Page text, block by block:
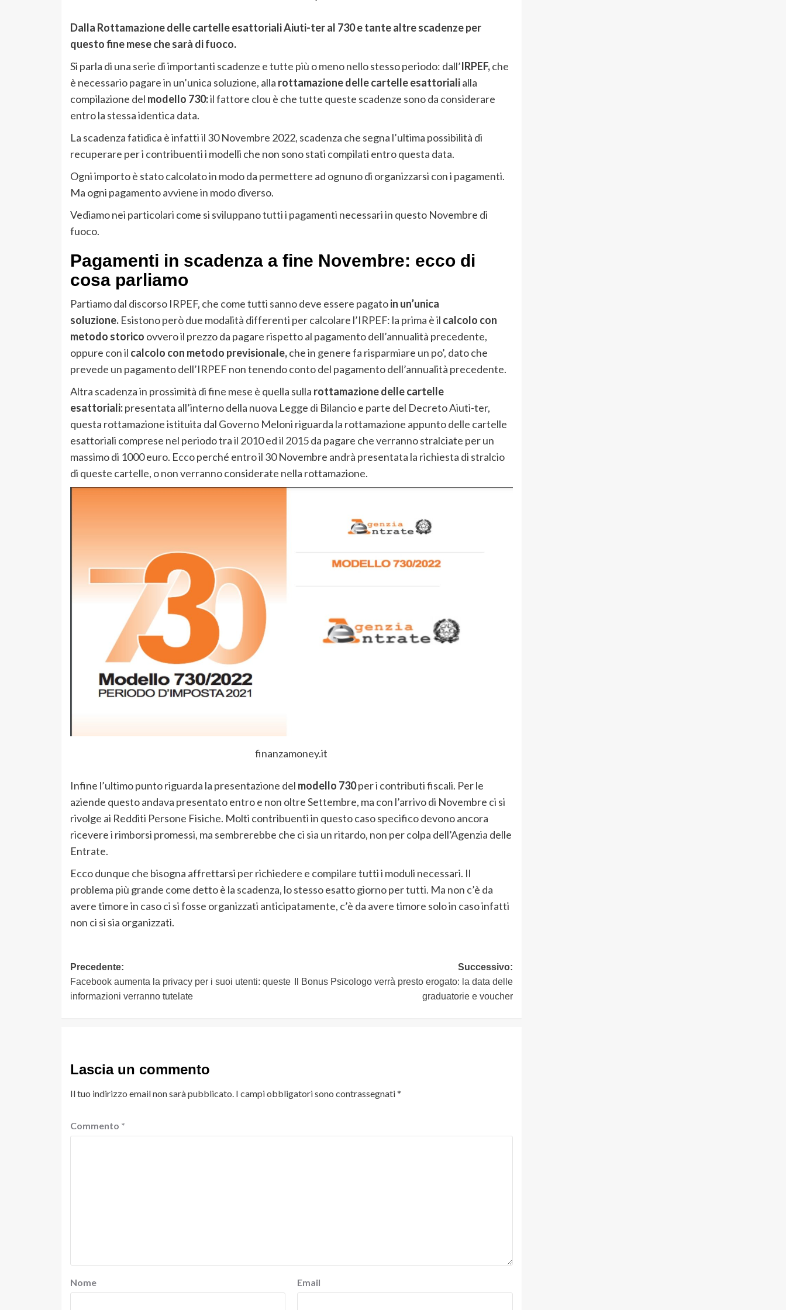
Dalla Rottamazione delle cartelle esattoriali Aiuti-ter al 730 e tante altre scadenze per
questo fine mese che sarà di fuoco.
Si parla di una serie di importanti scadenze e tutte più o meno nello stesso periodo: dall’IRPEF,che
è necessario pagare in un’unica soluzione, alla rottamazione delle cartelle esattorialialla
compilazione del modello 730:il fattore clou è che tutte queste scadenze sono da considerare
entro la stessa identica data.
La scadenza fatidica è infatti il 30 Novembre 2022, scadenza che segna l’ultima possibilità di
recuperare per i contribuenti i modelli che non sono stati compilati entro questa data.
Ogni importo è stato calcolato in modo da permettere ad ognuno di organizzarsi con i pagamenti.
Ma ogni pagamento avviene in modo diverso.
Vediamo nei particolari come si sviluppano tutti i pagamenti necessari in questo Novembre di
fuoco.
Pagamenti in scadenza a fine Novembre: ecco di
cosa parliamo
Partiamo dal discorso IRPEF, che come tutti sanno deve essere pagatoin un’unica
soluzione. Esistono però due modalità differenti per calcolare l’IRPEF: la prima è il calcolo con
metodo storico ovvero il prezzo da pagare rispetto al pagamento dell’annualità precedente,
oppure con il calcolo con metodo previsionale,che in genere fa risparmiare un po’, dato che
prevede un pagamento dell’IRPEF non tenendo conto del pagamento dell’annualità precedente.
Altra scadenza in prossimità di fine mese è quella sulla rottamazione delle cartelle
esattoriali:presentata all’interno della nuova Legge di Bilancio e parte del Decreto Aiuti-ter,
questa rottamazione istituita dal Governo Meloni riguarda la rottamazione appunto delle cartelle
esattoriali comprese nel periodo tra il 2010 ed il 2015 da pagare che verranno stralciate per un
massimo di 1000 euro. Ecco perché entro il 30 Novembre andrà presentata la richiesta di stralcio
di queste cartelle, o non verranno considerate nella rottamazione.
finanzamoney.it
Infine l’ultimo punto riguarda la presentazione del modello 730per i contributi fiscali. Per le
aziende questo andava presentato entro e non oltre Settembre, ma con l’arrivo di Novembre ci si
rivolge ai Redditi Persone Fisiche. Molti contribuenti in questo caso specifico devono ancora
ricevere i rimborsi promessi, ma sembrerebbe che ci sia un ritardo, non per colpa dell’Agenzia delle
Entrate.
Ecco dunque che bisogna affrettarsi per richiedere e compilare tutti i moduli necessari. Il
problema più grande come detto è la scadenza, lo stesso esatto giorno per tutti. Ma non c’è da
avere timore in caso ci si fosse organizzati anticipatamente, c’è da avere timore solo in caso infatti
non ci si sia organizzati.
Navigazione
articolo
Precedente:
Facebook aumenta la privacy per i suoi utenti: queste
informazioni verranno tutelate
Successivo:
Il Bonus Psicologo verrà presto erogato: la data delle
graduatorie e voucher
Lascia un commento
Il tuo indirizzo email non sarà pubblicato. I campi obbligatori sono contrassegnati*
Commento *
Nome Email